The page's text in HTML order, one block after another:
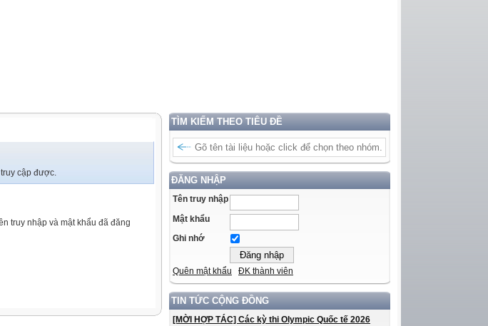
TÌM KIẾM THEO TIÊU ĐỀ
ĐĂNG NHẬP
Tên truy nhập
Mật khẩu
Ghi nhớ
Quên mật khẩu ĐK thành viên
TIN TỨC CỘNG ĐỒNG
[MỜI HỢP TÁC] Các kỳ thi Olympic Quốc tế 2026
cập được.
truy nhập và mật khẩu đã đăng